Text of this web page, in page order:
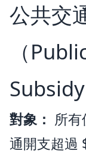
公共交
（
Subsidy
對象： 所
通開支超過